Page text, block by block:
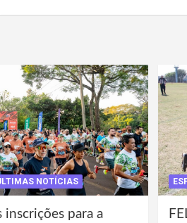
NOTÍCIAS
inscrições para a